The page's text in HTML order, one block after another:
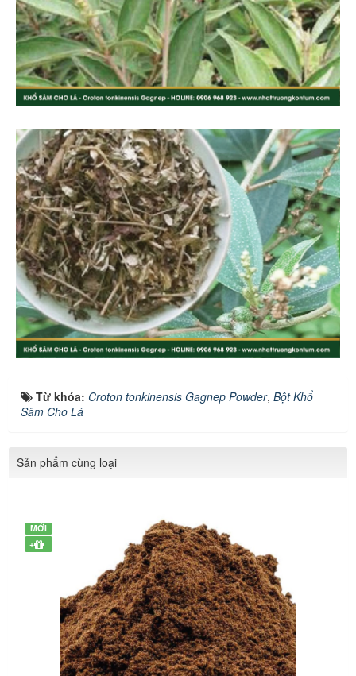
Từ khóa: Croton tonkinensis Gagnep Powder, Bột Khổ
Sâm Cho Lá
Sản phẩm cùng loại
MỚI
+